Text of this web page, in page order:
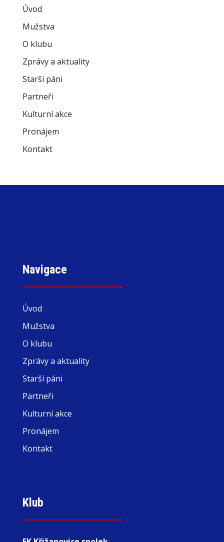
Úvod
Mužstva
O klubu
Zprávy a aktuality
Starší páni
Partneři
Kulturní akce
Pronájem
Kontakt
Navigace
Úvod
Mužstva
O klubu
Zprávy a aktuality
Starší páni
Partneři
Kulturní akce
Pronájem
Kontakt
Klub